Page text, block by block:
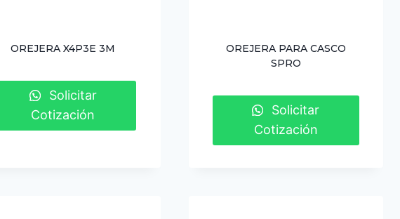
OREJERA X4P3E 3M
Solicitar
Cotización
OREJERA PARA CASCO
SPRO
Solicitar
Cotización